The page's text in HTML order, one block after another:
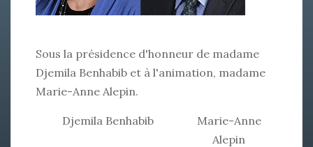
Sous la présidence d'honneur de madame
Djemila Benhabib et à l'animation, madame
Marie-Anne Alepin.
Djemila Benhabib
Marie-Anne
Alepin